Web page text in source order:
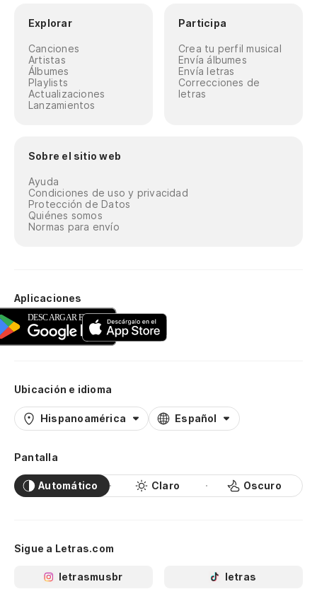
Explorar
Canciones
Artistas
Álbumes
Playlists
Actualizaciones
Lanzamientos
Participa
Crea tu perfil musical
Envía álbumes
Envía letras
Correcciones de
letras
Sobre el sitio web
Ayuda
Condiciones de uso y privacidad
Protección de Datos
Quiénes somos
Normas para envío
Aplicaciones
Ubicación e idioma
Hispanoamérica Español
Pantalla
Automático Claro Oscuro
Sigue a Letras.com
letrasmusbr letras